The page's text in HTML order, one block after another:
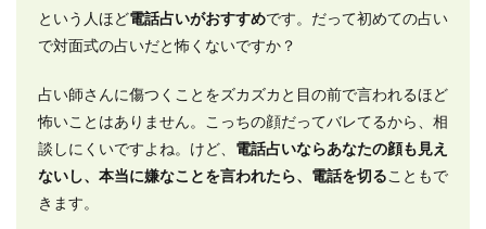
という人ほど電話占いがおすすめです。だって初めての占い
で対面式の占いだと怖くないですか？
占い師さんに傷つくことをズカズカと目の前で言われるほど
怖いことはありません。こっちの顔だってバレてるから、相
談しにくいですよね。けど、 電話占いならあなたの顔も見え
ないし、本当に嫌なことを言われたら、電話を切ることもで
きます。